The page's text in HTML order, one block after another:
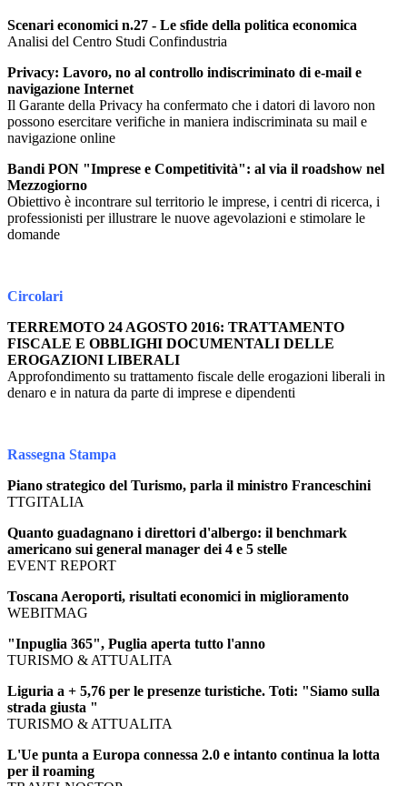
Scenari economici n.27 - Le sfide della politica economica
Analisi del Centro Studi Confindustria
Privacy: Lavoro, no al controllo indiscriminato di e-mail e
navigazione Internet
Il Garante della Privacy ha confermato che i datori di lavoro non
possono esercitare verifiche in maniera indiscriminata su mail e
navigazione online
Bandi PON "Imprese e Competitività": al via il roadshow nel
Mezzogiorno
Obiettivo è incontrare sul territorio le imprese, i centri di ricerca, i
professionisti per illustrare le nuove agevolazioni e stimolare le
domande
Circolari
TERREMOTO 24 AGOSTO 2016: TRATTAMENTO
FISCALE E OBBLIGHI DOCUMENTALI DELLE
EROGAZIONI LIBERALI
Approfondimento su trattamento fiscale delle erogazioni liberali in
denaro e in natura da parte di imprese e dipendenti
Rassegna Stampa
Piano strategico del Turismo, parla il ministro Franceschini
TTGITALIA
Quanto guadagnano i direttori d'albergo: il benchmark
americano sui general manager dei 4 e 5 stelle
EVENT REPORT
Toscana Aeroporti, risultati economici in miglioramento
WEBITMAG
"Inpuglia 365", Puglia aperta tutto l'anno
TURISMO & ATTUALITA
Liguria a + 5,76 per le presenze turistiche. Toti: "Siamo sulla
strada giusta "
TURISMO & ATTUALITA
L'Ue punta a Europa connessa 2.0 e intanto continua la lotta
per il roaming